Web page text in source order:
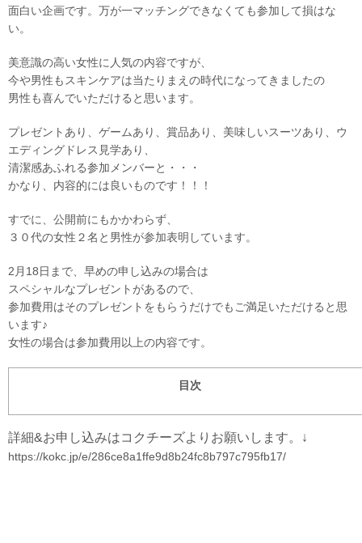
面白い企画です。万が一マッチングできなくても参加して損はな
い。
美意識の高い女性に人気の内容ですが、
今や男性もスキンケアは当たりまえの時代になってきましたの
男性も喜んでいただけると思います。
プレゼントあり、ゲームあり、賞品あり、美味しいスーツあり、ウ
エディングドレス見学あり、
清潔感あふれる参加メンバーと・・・
かなり、内容的には良いものです！！！
すでに、公開前にもかかわらず、
３０代の女性２名と男性が参加表明しています。
2月18日まで、早めの申し込みの場合は
スペシャルなプレゼントがあるので、
参加費用はそのプレゼントをもらうだけでもご満足いただけると思
います♪
女性の場合は参加費用以上の内容です。
目次
詳細&お申し込みはコクチーズよりお願いします。↓
https://kokc.jp/e/286ce8a1ffe9d8b24fc8b797c795fb17/